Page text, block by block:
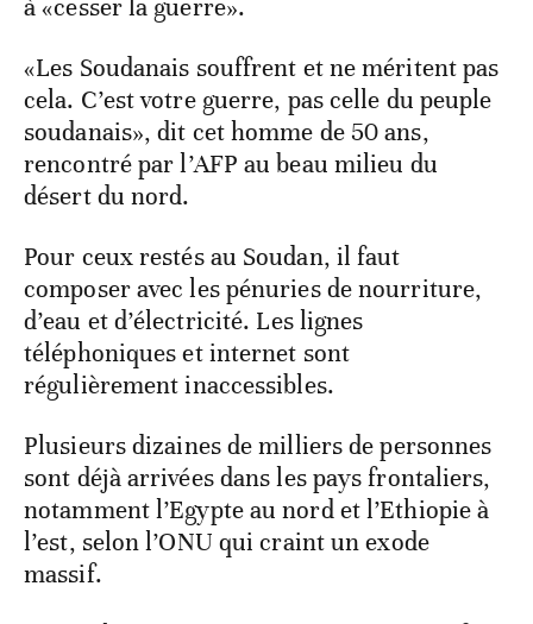
à «cesser la guerre».
«Les Soudanais souffrent et ne méritent pas
cela. C’est votre guerre, pas celle du peuple
soudanais», dit cet homme de 50 ans,
rencontré par l’AFP au beau milieu du
désert du nord.
Pour ceux restés au Soudan, il faut
composer avec les pénuries de nourriture,
d’eau et d’électricité. Les lignes
téléphoniques et internet sont
régulièrement inaccessibles.
Plusieurs dizaines de milliers de personnes
sont déjà arrivées dans les pays frontaliers,
notamment l’Egypte au nord et l’Ethiopie à
l’est, selon l’ONU qui craint un exode
massif.